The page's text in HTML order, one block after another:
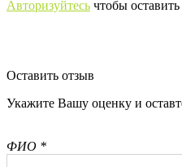
Авторизуйтесь чтобы
Оставить отзыв
Укажите Вашу оценку и
ФИО *